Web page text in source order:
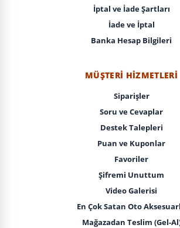
İptal ve İade Şartları
İade ve İptal
Banka Hesap Bilgileri
MÜŞTERI HIZMETLERI
Siparişler
Soru ve Cevaplar
Destek Talepleri
Puan ve Kuponlar
Favoriler
Şifremi Unuttum
Video Galerisi
En Çok Satan Oto
Mağazadan Teslim (Gel-